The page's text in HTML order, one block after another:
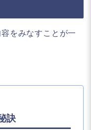
をみなすことが一
訣